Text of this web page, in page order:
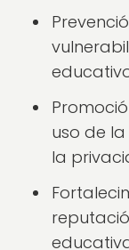
uso de
la